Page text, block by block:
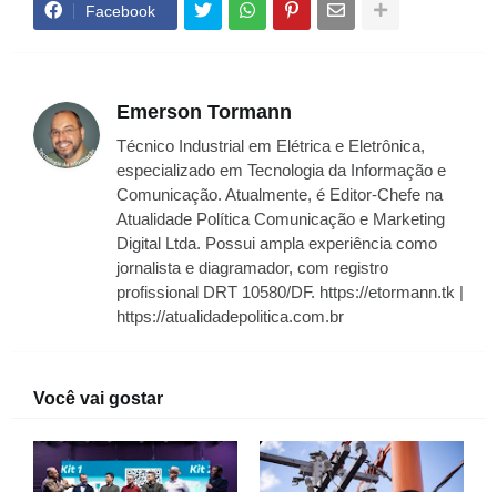
Facebook
Emerson Tormann
Técnico Industrial em Elétrica e Eletrônica,
especializado em Tecnologia da Informação e
Comunicação. Atualmente, é Editor-Chefe na
Atualidade Política Comunicação e Marketing
Digital Ltda. Possui ampla experiência como
jornalista e diagramador, com registro
profissional DRT 10580/DF. https://etormann.tk |
https://atualidadepolitica.com.br
Você vai gostar